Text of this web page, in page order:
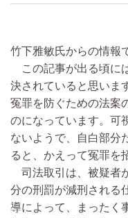
竹下雅敏氏からの情報
この記事が出る頃に
決されていると思いま
冤罪を防ぐための法案
のになっています。可
ないようで、自白部分
ると、かえって冤罪を
司法取引は、被疑者
分の刑罰が減刑される
導によって、まったく